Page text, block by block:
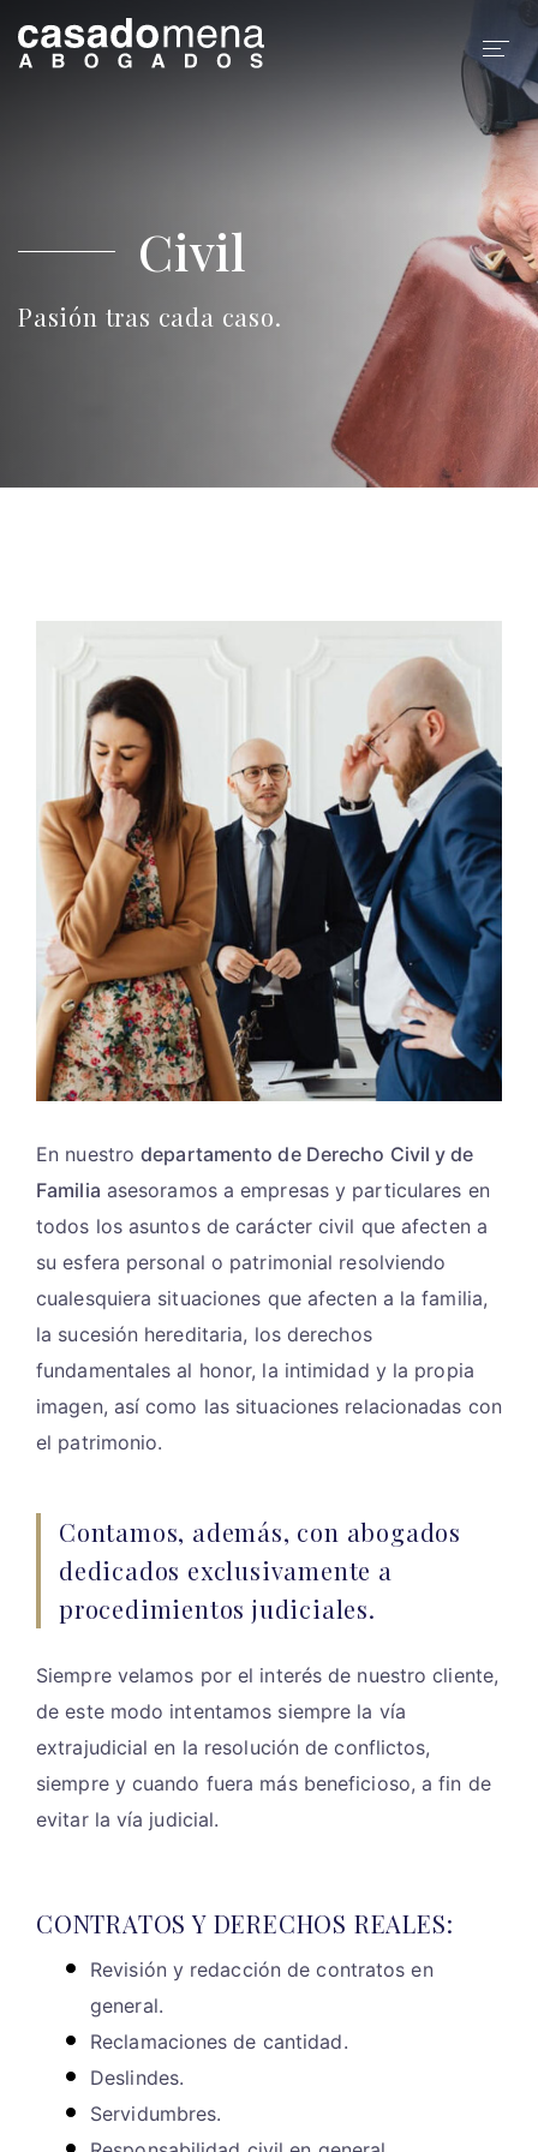
EspecialidadesCivil
Pasión tras cada caso.
En nuestrodepartamento de Derecho Civil y de
Familia asesoramos a empresas y particulares en
todos los asuntos de carácter civil que afecten a
su esfera personal o patrimonial resolviendo
cualesquiera situaciones que afecten a la familia,
la sucesión hereditaria, los derechos
fundamentales al honor, la intimidad y la propia
imagen, así como las situaciones relacionadas con
el patrimonio.
Contamos, además, con abogados
dedicados exclusivamente a
procedimientos judiciales.
Siempre velamos por el interés de nuestro cliente,
de este modo intentamos siempre la vía
extrajudicial en la resolución de conflictos,
siempre y cuando fuera más beneficioso, a fin de
evitar la vía judicial.
CONTRATOS Y DERECHOS REALES:
Revisión y redacción de contratos en
general.
Reclamaciones de cantidad.
Deslindes.
Servidumbres.